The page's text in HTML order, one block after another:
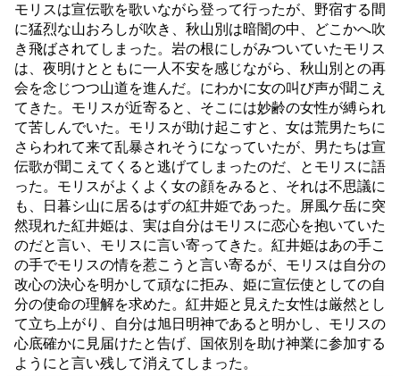
モリスは宣伝歌を歌いながら登って行ったが、野宿する間
に猛烈な山おろしが吹き、秋山別は暗闇の中、どこかへ吹
き飛ばされてしまった。岩の根にしがみついていたモリス
は、夜明けとともに一人不安を感じながら、秋山別との再
会を念じつつ山道を進んだ。にわかに女の叫び声が聞こえ
てきた。モリスが近寄ると、そこには妙齢の女性が縛られ
て苦しんでいた。モリスが助け起こすと、女は荒男たちに
さらわれて来て乱暴されそうになっていたが、男たちは宣
伝歌が聞こえてくると逃げてしまったのだ、とモリスに語
った。モリスがよくよく女の顔をみると、それは不思議に
も、日暮シ山に居るはずの紅井姫であった。屏風ケ岳に突
然現れた紅井姫は、実は自分はモリスに恋心を抱いていた
のだと言い、モリスに言い寄ってきた。紅井姫はあの手こ
の手でモリスの情を惹こうと言い寄るが、モリスは自分の
改心の決心を明かして頑なに拒み、姫に宣伝使としての自
分の使命の理解を求めた。紅井姫と見えた女性は厳然とし
て立ち上がり、自分は旭日明神であると明かし、モリスの
心底確かに見届けたと告げ、国依別を助け神業に参加する
ようにと言い残して消えてしまった。